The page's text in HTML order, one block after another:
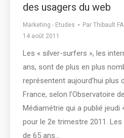
des usagers du web
Marketing - Etudes Par Thibault
14 août 2011
Les « silver-surfers », les
ans, sont de plus en plus
représentent aujourd’hui plus
France, selon l’Observatoire
Médiamétrie qui a publié
pour le 2e trimestre 2011.
de 65 ans…